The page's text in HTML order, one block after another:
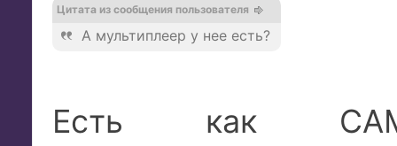
Цитата из сообщения пользователя
А мультиплеер у нее есть?
Есть как